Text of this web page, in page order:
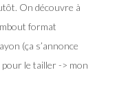
On découvre à
format
(ça s’annonce
pour le tailler -> mon